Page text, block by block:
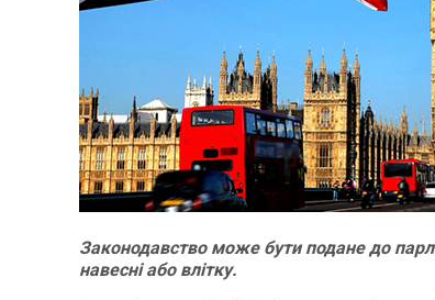
Законодавство може бути подане до
навесні або влітку.